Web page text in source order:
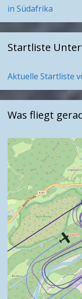
in Südafrika
Startliste
Aktuelle Startliste
Was fliegt